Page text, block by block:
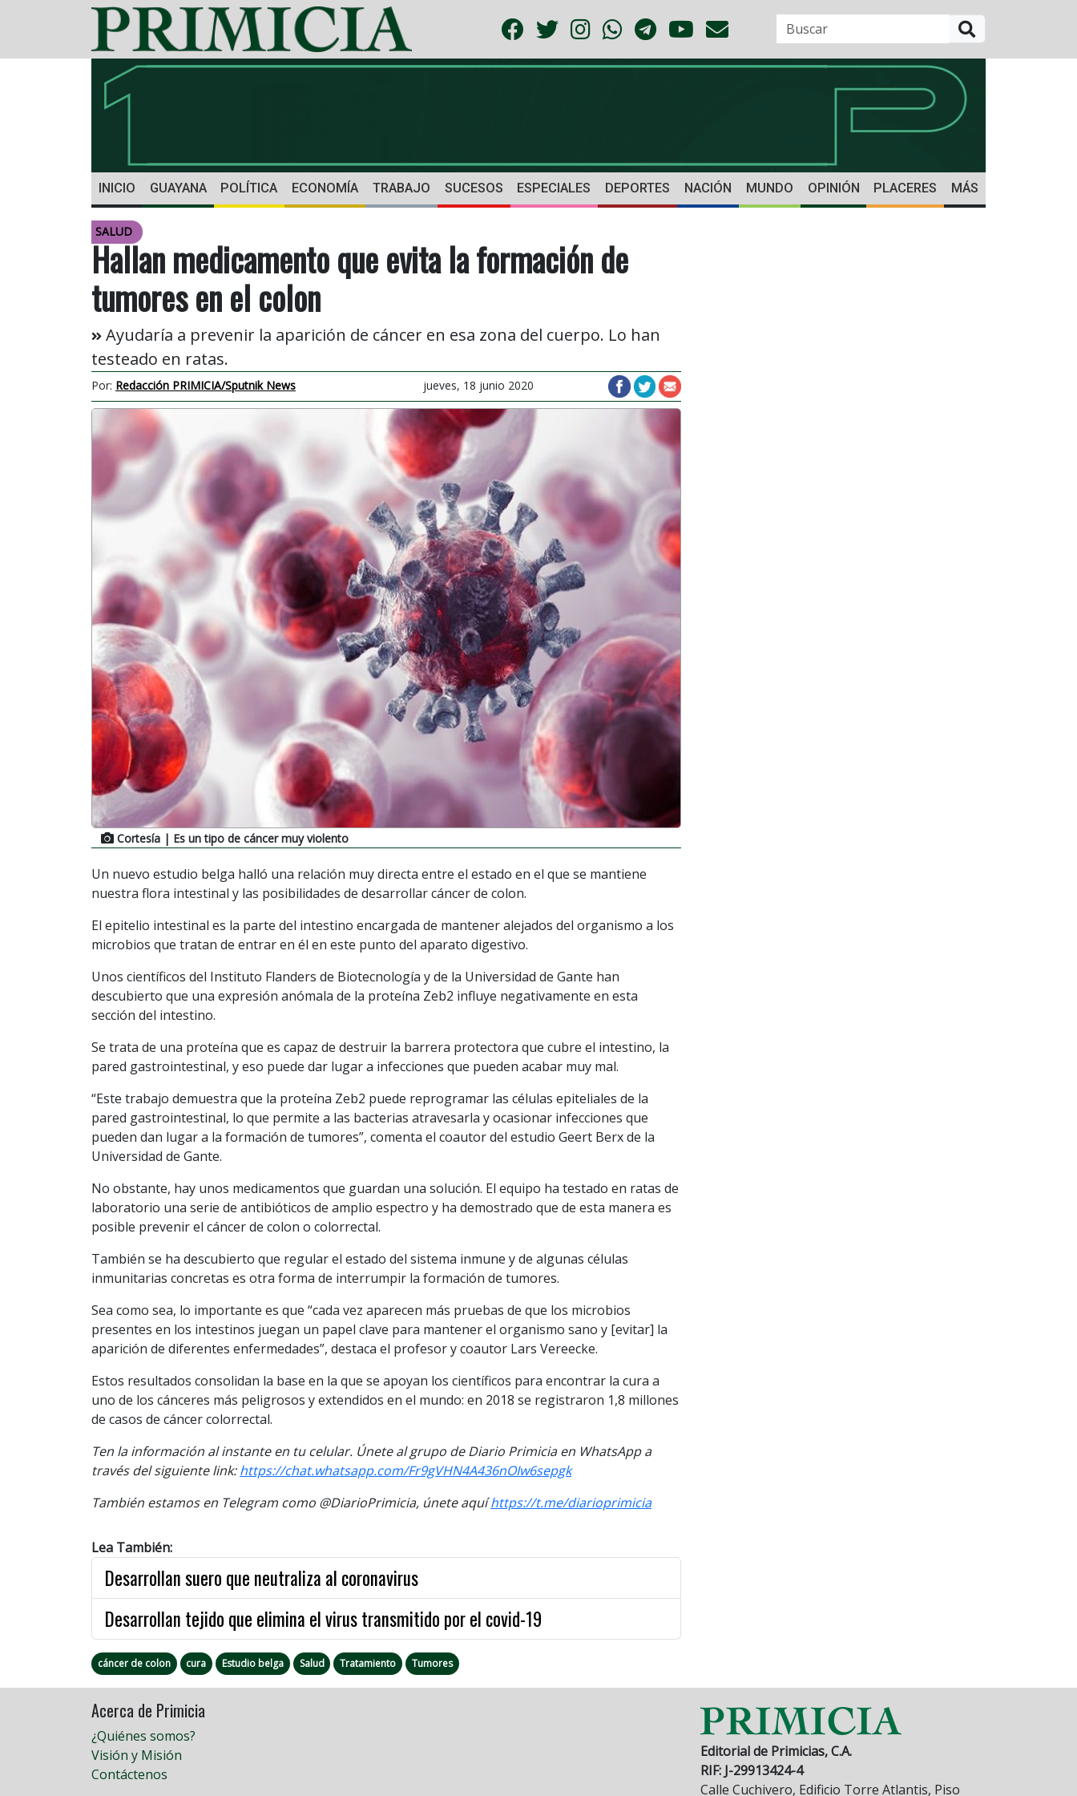
INICIO GUAYANA POLÍTICA ECONOMÍA TRABAJO SUCESOS ESPECIALES DEPORTES NACIÓN MUNDO OPINIÓN PLACERES MÁS
SALUD
Hallan medicamento que evita la formación de
tumores en el colon
Ayudaría a prevenir la aparición de cáncer en esa zona del cuerpo. Lo han
testeado en ratas.
Por: Redacción PRIMICIA/Sputnik News jueves, 18 junio 2020
Cortesía | Es un tipo de cáncer muy violento
Un nuevo estudio belga halló una relación muy directa entre el estado en el que se mantiene
nuestra flora intestinal y las posibilidades de desarrollar cáncer de colon.
El epitelio intestinal es la parte del intestino encargada de mantener alejados del organismo a los
microbios que tratan de entrar en él en este punto del aparato digestivo.
Unos científicos del Instituto Flanders de Biotecnología y de la Universidad de Gante han
descubierto que una expresión anómala de la proteína Zeb2 influye negativamente en esta
sección del intestino.
Se trata de una proteína que es capaz de destruir la barrera protectora que cubre el intestino, la
pared gastrointestinal, y eso puede dar lugar a infecciones que pueden acabar muy mal.
“Este trabajo demuestra que la proteína Zeb2 puede reprogramar las células epiteliales de la
pared gastrointestinal, lo que permite a las bacterias atravesarla y ocasionar infecciones que
pueden dan lugar a la formación de tumores”, comenta el coautor del estudio Geert Berx de la
Universidad de Gante.
No obstante, hay unos medicamentos que guardan una solución. El equipo ha testado en ratas de
laboratorio una serie de antibióticos de amplio espectro y ha demostrado que de esta manera es
posible prevenir el cáncer de colon o colorrectal.
También se ha descubierto que regular el estado del sistema inmune y de algunas células
inmunitarias concretas es otra forma de interrumpir la formación de tumores.
Sea como sea, lo importante es que “cada vez aparecen más pruebas de que los microbios
presentes en los intestinos juegan un papel clave para mantener el organismo sano y [evitar] la
aparición de diferentes enfermedades”, destaca el profesor y coautor Lars Vereecke.
Estos resultados consolidan la base en la que se apoyan los científicos para encontrar la cura a
uno de los cánceres más peligrosos y extendidos en el mundo: en 2018 se registraron 1,8 millones
de casos de cáncer colorrectal.
Ten la información al instante en tu celular. Únete al grupo de Diario Primicia en WhatsApp a
través del siguiente link:https://chat.whatsapp.com/Fr9gVHN4A436nOIw6sepgk
También estamos en Telegram como @DiarioPrimicia, únete aquíhttps://t.me/diarioprimicia
Lea También:
Desarrollan suero que neutraliza al coronavirus
Desarrollan tejido que elimina el virus transmitido por el covid-19
cáncer de colon cura Estudio belga Salud Tratamiento Tumores
Acerca de Primicia
¿Quiénes somos?
Visión y Misión
Contáctenos
Editorial de Primicias, C.A.
RIF: J-29913424-4
Calle Cuchivero, Edificio Torre Atlantis, Piso